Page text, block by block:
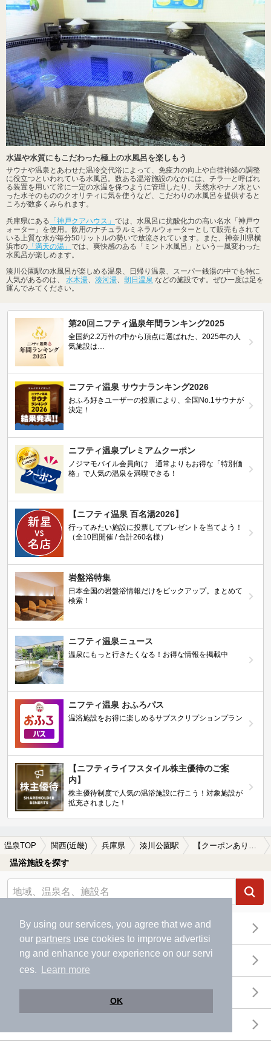
By using our services, you agree that we and
our partners use cookies to improve advertisi
ng and enhance your experience on our servi
ces.
Learn more
OK
水温や水質にもこだわった極上の水風呂を楽しもう
サウナや温泉とあわせた温冷交代浴によって、免疫力の向上や自律神経の調整
に役立つといわれている水風呂。数ある温浴施設のなかには、チラ―と呼ばれ
る装置を用いて常に一定の水温を保つように管理したり、天然水やナノ水とい
った水そのもののクオリティに気を使うなど、こだわりの水風呂を提供すると
ころが数多くみられます。
兵庫県にある 「神戸クアハウス」 では、水風呂に抗酸化力の高い名水「神戸ウ
ォーター」を使用。飲用のナチュラルミネラルウォーターとして販売もされて
いる上質な水が毎分50リットルの勢いで放流されています。また、神奈川県横
浜市の 「満天の湯」 では、爽快感のある「ミント水風呂」という一風変わった
水風呂が楽しめます。
湊川公園駅の水風呂が楽しめる温泉、日帰り温泉、スーパー銭湯の中でも特に
人気があるのは、 水木湯 湊河湯 朝日温泉 などの施設です。ぜひ一度は足を
運んでみてください。
第20回ニフティ温泉年間ランキング2025
全国約2.2万件の中から頂点に選ばれた、2025年の人
気施設は…
ニフティ温泉 サウナランキング2026
おふろ好きユーザーの投票により、全国No.1サウナが
決定！
ニフティ温泉プレミアムクーポン
ノジマモバイル会員向け 通常よりもお得な「特別価
格」で人気の温泉を満喫できる！
【ニフティ温泉 百名湯2026】
行ってみたい施設に投票してプレゼントを当てよう！
（全10回開催 / 合計260名様）
岩盤浴特集
日本全国の岩盤浴情報だけをピックアップ。まとめて
検索！
ニフティ温泉ニュース
温泉にもっと行きたくなる！お得な情報を掲載中
ニフティ温泉 おふろパス
温浴施設をお得に楽しめるサブスクリプションプラン
【ニフティライフスタイル株主優待のご案
内】
株主優待制度で人気の温浴施設に行こう！対象施設が
拡充されました！
温泉TOP 関西(近畿) 兵庫県 湊川公園駅 【クーポンあり】水風呂が楽しめる湊川公園駅近くの温泉、日帰り温泉、スーパー銭湯おすすめ
温浴施設を探す
エリアから探す
地図から探す
特徴から探す